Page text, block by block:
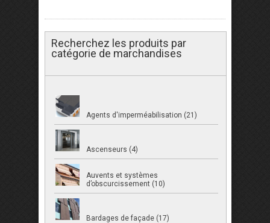
Recherchez les produits par
catégorie de marchandises
Agents d'imperméabilisation (21)
Ascenseurs (4)
Auvents et systèmes
d’obscurcissement (10)
Bardages de façade (17)